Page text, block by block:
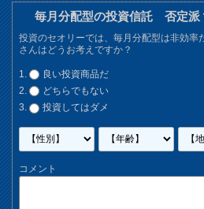
毎月分配型の投資信託 否定派
投資のセオリーでは、毎月分配型は非効率
さんはどうお考えですか？
良い投資商品だ
どちらでもない
投資してはダメ
コメント